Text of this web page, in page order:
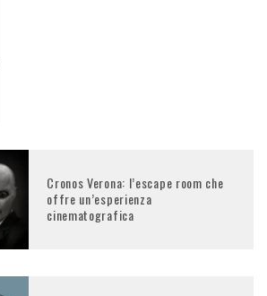
Cronos Verona: l’escape room che
offre un’esperienza
cinematografica